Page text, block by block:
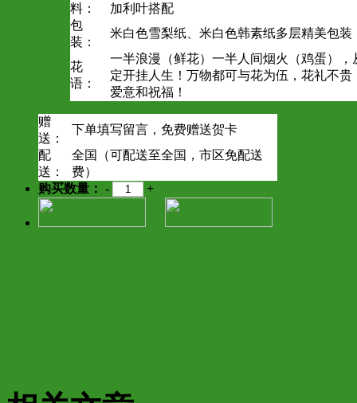
料：
加利叶搭配
包
装：
米白色雪梨纸、米白色韩素纸多层精美包装
花
语：
一半浪漫（鲜花）一半人间烟火（鸡蛋）
定开挂人生！万物都可与花为伍，花礼不
爱意和祝福！
赠
送：
下单填写留言，免费赠送贺卡
配
送：
全国（可配送至全国，市区免配送
费）
购买数量： - +